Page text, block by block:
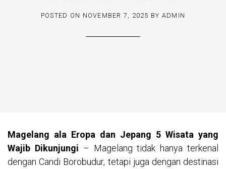
POSTED ON NOVEMBER 7, 2025 BY ADMIN
Magelang ala Eropa dan Jepang 5 Wisata yang
Wajib Dikunjungi – Magelang tidak hanya terkenal
dengan Candi Borobudur, tetapi juga dengan destinasi